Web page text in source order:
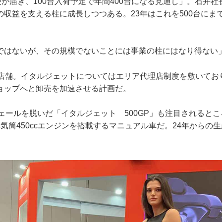
収益を支える柱に成長しつつある。23年はこれを500台にま
はないが、その規模でないことには事業の柱にはなり得ない
舗。イタルジェットについてはエリア代理店制度を敷いてお
プへと卸売を加速させる計画だ。
ールを脱いだ「イタルジェット 500GP」も注目されると
筒450ccエンジンを搭載するマニュアル車だ。24年からの